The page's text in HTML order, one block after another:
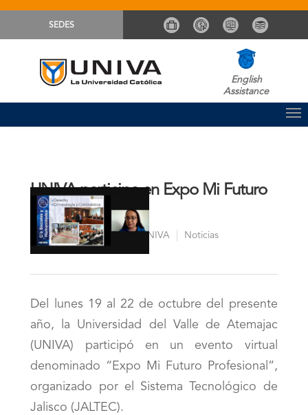
SEDES
English
Assistance
UNIVA participa en Expo Mi Futuro
Profesional
ByComunicación Sistema UNIVA Noticias
Del lunes 19 al 22 de octubre del presente
año, la Universidad del Valle de Atemajac
(UNIVA) participó en un evento virtual
denominado “Expo Mi Futuro Profesional”,
organizado por el Sistema Tecnológico de
Jalisco (JALTEC).